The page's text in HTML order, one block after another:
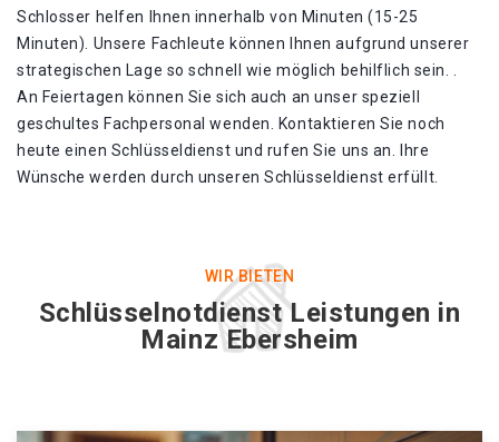
Schlosser helfen Ihnen innerhalb von Minuten (15-25
Minuten). Unsere Fachleute können Ihnen aufgrund unserer
strategischen Lage so schnell wie möglich behilflich sein. .
An Feiertagen können Sie sich auch an unser speziell
geschultes Fachpersonal wenden. Kontaktieren Sie noch
heute einen Schlüsseldienst und rufen Sie uns an. Ihre
Wünsche werden durch unseren Schlüsseldienst erfüllt.
WIR BIETEN
Schlüsselnotdienst Leistungen in
Mainz Ebersheim